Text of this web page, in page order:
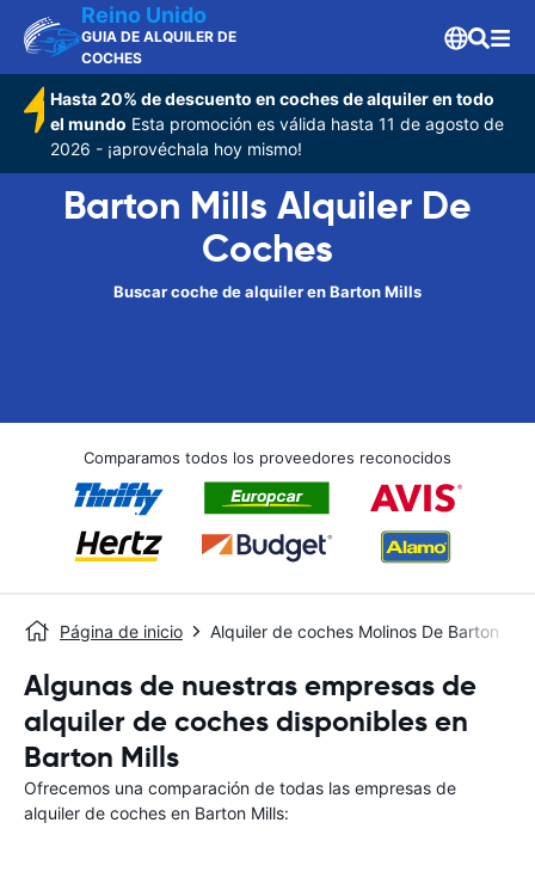
Reino Unido
GUIA DE ALQUILER DE
COCHES
Hasta 20% de descuento en coches de alquiler en todo
el mundo Esta promoción es válida hasta 11 de agosto de
2026 - ¡aprovéchala hoy mismo!
Barton Mills Alquiler De
Coches
Buscar coche de alquiler en Barton Mills
Comparamos todos los proveedores reconocidos
Página de inicio Alquiler de coches Molinos De Barton
Algunas de nuestras empresas de
alquiler de coches disponibles en
Barton Mills
Ofrecemos una comparación de todas las empresas de
alquiler de coches en Barton Mills: